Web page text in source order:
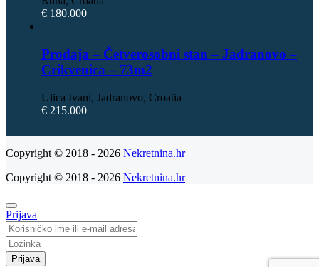
€ 180.000
Prodaja – Četverosobni stan – Jadranovo –
Crikvenica – 73m2
Ulica Ivani, Jadranovo, Croatia
€ 215.000
Copyright © 2018 - 2026 Nekretnina.hr
Copyright © 2018 - 2026 Nekretnina.hr
Prijava
Prijava